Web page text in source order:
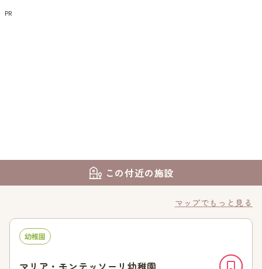
PR
この付近の施設
マップでもっと見る
幼稚園
マリア・モンテッソーリ幼稚園